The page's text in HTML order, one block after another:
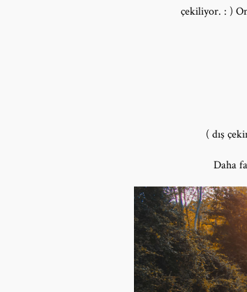
çekiliyor. : )
( dış
Daha